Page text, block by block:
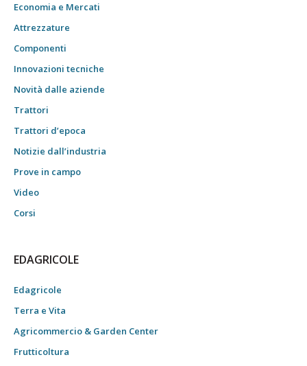
Economia e Mercati
Attrezzature
Componenti
Innovazioni tecniche
Novità dalle aziende
Trattori
Trattori d’epoca
Notizie dall’industria
Prove in campo
Video
Corsi
EDAGRICOLE
Edagricole
Terra e Vita
Agricommercio & Garden Center
Frutticoltura